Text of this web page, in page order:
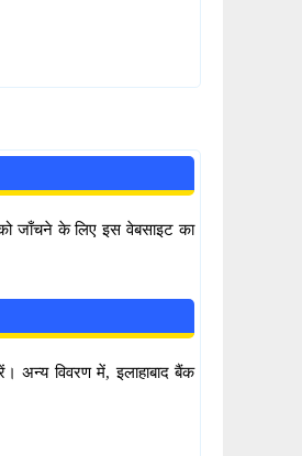
जाँचने के लिए इस वेबसाइट का
अन्य विवरण में, इलाहाबाद बैंक